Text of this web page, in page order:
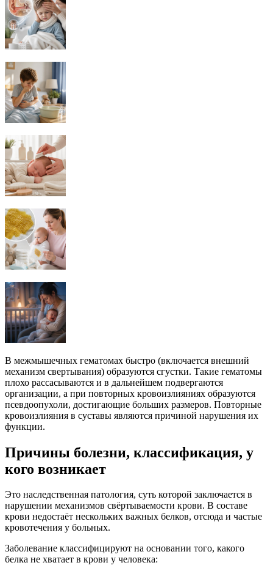
В межмышечных гематомах быстро (включается внешний
механизм свертывания) образуются сгустки. Такие гематомы
плохо рассасываются и в дальнейшем подвергаются
организации, а при повторных кровоизлияниях образуются
псевдоопухоли, достигающие больших размеров. Повторные
кровоизлияния в суставы являются причиной нарушения их
функции.
Причины болезни, классификация, у
кого возникает
Это наследственная патология, суть которой заключается в
нарушении механизмов свёртываемости крови. В составе
крови недостаёт нескольких важных белков, отсюда и частые
кровотечения у больных.
Заболевание классифицируют на основании того, какого
белка не хватает в крови у человека: